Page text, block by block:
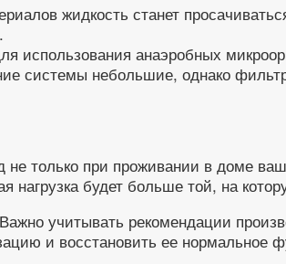
жидкость станет
использования анаэробных
системы небольшие, однако
только при проживании в доме
будет больше той, на
учитывать рекомендации
и восстановить ее нормальное